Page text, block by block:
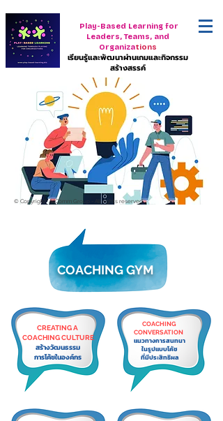
Play-Based Learning for
Leaders, Teams, and
Organizations
เรียนรู้และพัฒนาผ่านเกมและกิจกรรม
สร้างสรรค์
© Copyright. AcComm Group - All rights reserved.
COACHING GYM
CREATING A
COACHING CULTURE
สร้างวัฒนธรรม
การโค้ชในองค์กร
COACHING
CONVERSATION
แนวทางการสนทนา
ในรูปแบบโค้ช
ที่มีประสิทธิผล